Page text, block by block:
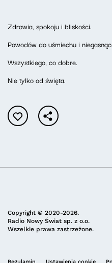
Zdrowia, spokoju i bliskości.
Powodów do uśmiechu i
Wszystkiego, co dobre.
Nie tylko od święta.
Copyright © 2020-2026.
Radio Nowy Świat sp. z o.o.
Wszelkie prawa zastrzeżone.